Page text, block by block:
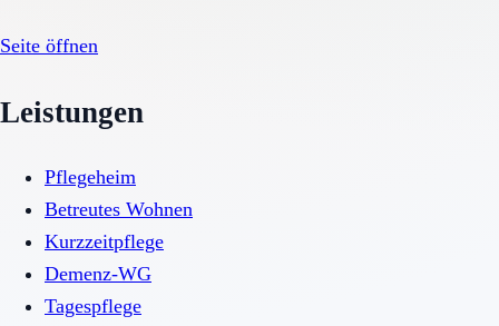
Seite öffnen
Leistungen
Pflegeheim
Betreutes Wohnen
Kurzzeitpflege
Demenz-WG
Tagespflege